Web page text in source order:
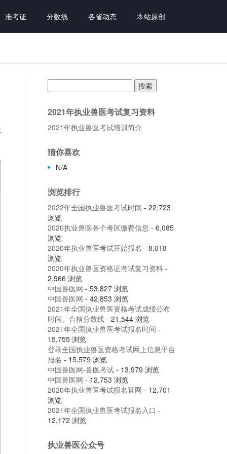
准考证 分数线 各省动态 本站原创
索：
2021年执业兽医考试复习资料
2021年执业兽医考试培训简介
猜你喜欢
N/A
浏览排行
2022年全国执业兽医考试时间 - 22,723
浏览
2020执业兽医各个考区缴费信息 - 6,085
浏览
2020年执业兽医考试开始报名 - 8,018
浏览
2020年执业兽医资格证考试复习资料-
2,966 浏览
中国兽医网 - 53,827 浏览
中国兽医网 - 42,853 浏览
2021年全国执业兽医资格考试成绩公布
时间、合格分数线- 21,544 浏览
2021年全国执业兽医考试报名时间 -
15,755 浏览
登录全国执业兽医资格考试网上信息平台
报名 - 15,579 浏览
中国兽医网-兽医考试- 13,979 浏览
中国兽医网 - 12,753 浏览
2020年执业兽医考试报名官网 - 12,701
浏览
2021年全国执业兽医考试报名入口 -
12,172 浏览
执业兽医公众号